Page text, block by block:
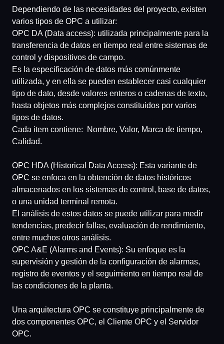
Dependiendo de las necesidades del proyecto, existen
varios tipos de OPC a utilizar:
OPC DA (Data access): utilizada principalmente para la
transferencia de datos en tiempo real entre sistemas de
control y dispositivos de campo.
Es la especificación de datos más comúnmente
utilizada, y en ella se pueden establecer casi cualquier
tipo de dato, desde valores enteros o cadenas de texto,
hasta objetos más complejos constituidos por varios
tipos de datos.
Cada item contiene: Nombre, Valor, Marca de tiempo,
Calidad.
OPC HDA (Historical Data Access): Esta variante de
OPC se enfoca en la obtención de datos históricos
almacenados en los sistemas de control, base de datos,
o una unidad terminal remota.
El análisis de estos datos se puede utilizar para medir
tendencias, predecir fallas, evaluación de rendimiento,
entre muchos otros análisis.
OPC A&E (Alarms and Events): Su enfoque es la
supervisión y gestión de la configuración de alarmas,
registro de eventos y el seguimiento en tiempo real de
las condiciones de la planta.
Una arquitectura OPC se constituye principalmente de
dos componentes OPC, el Cliente OPC y el Servidor
OPC.